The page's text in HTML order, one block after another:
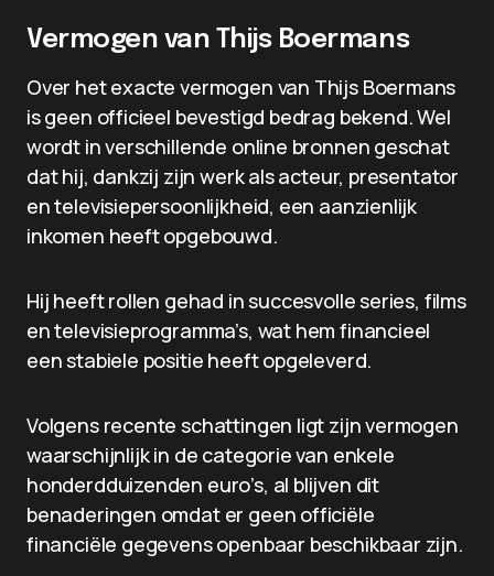
Vermogen van Thijs Boermans
Over het exacte vermogen van Thijs Boermans
is geen officieel bevestigd bedrag bekend. Wel
wordt in verschillende online bronnen geschat
dat hij, dankzij zijn werk als acteur, presentator
en televisiepersoonlijkheid, een aanzienlijk
inkomen heeft opgebouwd.
Hij heeft rollen gehad in succesvolle series, films
en televisieprogramma’s, wat hem financieel
een stabiele positie heeft opgeleverd.
Volgens recente schattingen ligt zijn vermogen
waarschijnlijk in de categorie van enkele
honderdduizenden euro’s, al blijven dit
benaderingen omdat er geen officiële
financiële gegevens openbaar beschikbaar zijn.